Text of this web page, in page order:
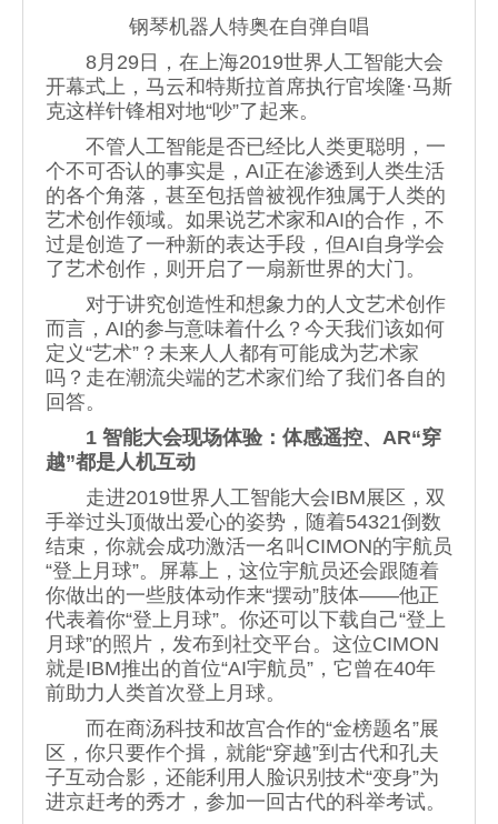
钢琴机器人特奥在自弹自唱
8月29日，在上海2019世界人工智能大会
开幕式上，马云和特斯拉首席执行官埃隆·马斯
克这样针锋相对地“吵”了起来。
不管人工智能是否已经比人类更聪明，一
个不可否认的事实是，AI正在渗透到人类生活
的各个角落，甚至包括曾被视作独属于人类的
艺术创作领域。如果说艺术家和AI的合作，不
过是创造了一种新的表达手段，但AI自身学会
了艺术创作，则开启了一扇新世界的大门。
对于讲究创造性和想象力的人文艺术创作
而言，AI的参与意味着什么？今天我们该如何
定义“艺术”？未来人人都有可能成为艺术家
吗？走在潮流尖端的艺术家们给了我们各自的
回答。
1 智能大会现场体验：体感遥控、AR“穿
越”都是人机互动
走进2019世界人工智能大会IBM展区，双
手举过头顶做出爱心的姿势，随着54321倒数
结束，你就会成功激活一名叫CIMON的宇航员
“登上月球”。屏幕上，这位宇航员还会跟随着
你做出的一些肢体动作来“摆动”肢体——他正
代表着你“登上月球”。你还可以下载自己“登上
月球”的照片，发布到社交平台。这位CIMON
就是IBM推出的首位“AI宇航员”，它曾在40年
前助力人类首次登上月球。
而在商汤科技和故宫合作的“金榜题名”展
区，你只要作个揖，就能“穿越”到古代和孔夫
子互动合影，还能利用人脸识别技术“变身”为
进京赶考的秀才，参加一回古代的科举考试。